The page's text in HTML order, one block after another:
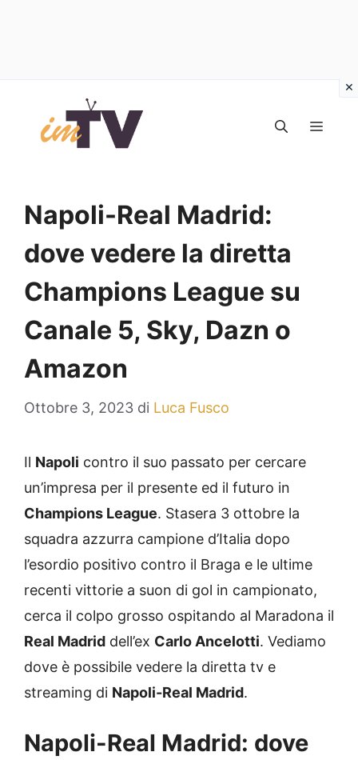
contenuto
Napoli-Real Madrid:
dove vedere la diretta
Champions League su
Canale 5, Sky, Dazn o
Amazon
Ottobre 3, 2023 di Luca Fusco
Il Napoli contro il suo passato per cercare
un’impresa per il presente ed il futuro in
Champions League. Stasera 3 ottobre la
squadra azzurra campione d’Italia dopo
l’esordio positivo contro il Braga e le ultime
recenti vittorie a suon di gol in campionato,
cerca il colpo grosso ospitando al Maradona il
Real Madrid dell’ex Carlo Ancelotti. Vediamo
dove è possibile vedere la diretta tv e
streaming di Napoli-Real Madrid.
Napoli-Real Madrid: dove